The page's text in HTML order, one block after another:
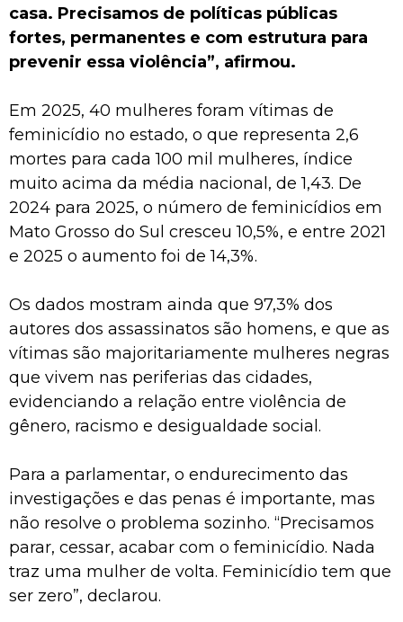
casa. Precisamos de políticas públicas
fortes, permanentes e com estrutura para
prevenir essa violência”, afirmou.
Em 2025, 40 mulheres foram vítimas de
feminicídio no estado, o que representa 2,6
mortes para cada 100 mil mulheres, índice
muito acima da média nacional, de 1,43. De
2024 para 2025, o número de feminicídios em
Mato Grosso do Sul cresceu 10,5%, e entre 2021
e 2025 o aumento foi de 14,3%.
Os dados mostram ainda que 97,3% dos
autores dos assassinatos são homens, e que as
vítimas são majoritariamente mulheres negras
que vivem nas periferias das cidades,
evidenciando a relação entre violência de
gênero, racismo e desigualdade social.
Para a parlamentar, o endurecimento das
investigações e das penas é importante, mas
não resolve o problema sozinho. “Precisamos
parar, cessar, acabar com o feminicídio. Nada
traz uma mulher de volta. Feminicídio tem que
ser zero”, declarou.